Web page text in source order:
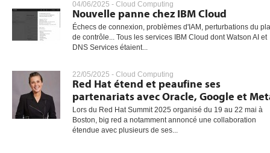
04/06/2025 - Cloud Computing
Nouvelle panne chez IBM Cloud
Échecs de connexion, problèmes d'IAM, perturbations du
de contrôle... Tous les services IBM Cloud dont Watson AI et
DNS Services étaient...
22/05/2025 - Cloud Computing
Red Hat étend et peaufine ses
partenariats avec Oracle, Google et
Lors du Red Hat Summit 2025 organisé du 19 au 22 mai à
Boston, big red a notamment annoncé une collaboration
étendue avec plusieurs de ses...